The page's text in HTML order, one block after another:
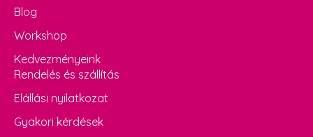
Blog
Workshop
Kedvezményeink
Rendelés és szállítás
Elállási nyilatkozat
Gyakori kérdések